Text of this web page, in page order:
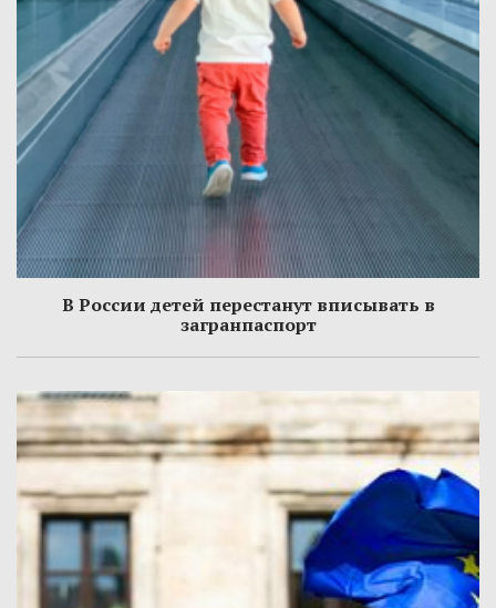
В России детей перестанут вписывать в
загранпаспорт